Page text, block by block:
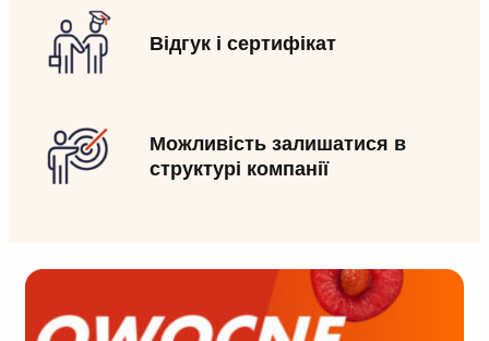
Відгук і сертифікат
Можливість залишатися в
структурі компанії